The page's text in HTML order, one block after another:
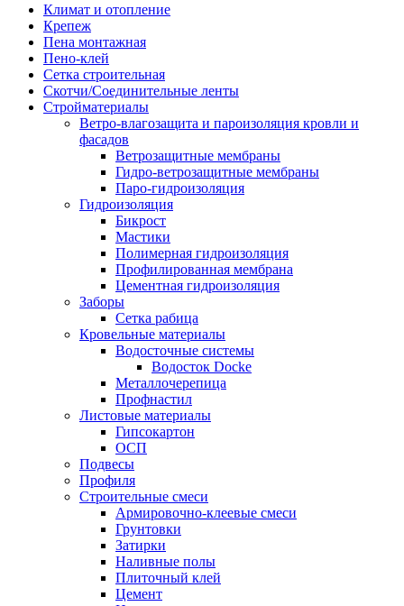
Климат и отопление
Крепеж
Пена монтажная
Пено-клей
Сетка строительная
Скотчи/Соединительные ленты
Стройматериалы
Ветро-влагозащита и пароизоляция кровли и
фасадов
Ветрозащитные мембраны
Гидро-ветрозащитные мембраны
Паро-гидроизоляция
Гидроизоляция
Бикрост
Мастики
Полимерная гидроизоляция
Профилированная мембрана
Цементная гидроизоляция
Заборы
Сетка рабица
Кровельные материалы
Водосточные системы
Водосток Docke
Металлочерепица
Профнастил
Листовые материалы
Гипсокартон
ОСП
Подвесы
Профиля
Строительные смеси
Армировочно-клеевые смеси
Грунтовки
Затирки
Наливные полы
Плиточный клей
Цемент